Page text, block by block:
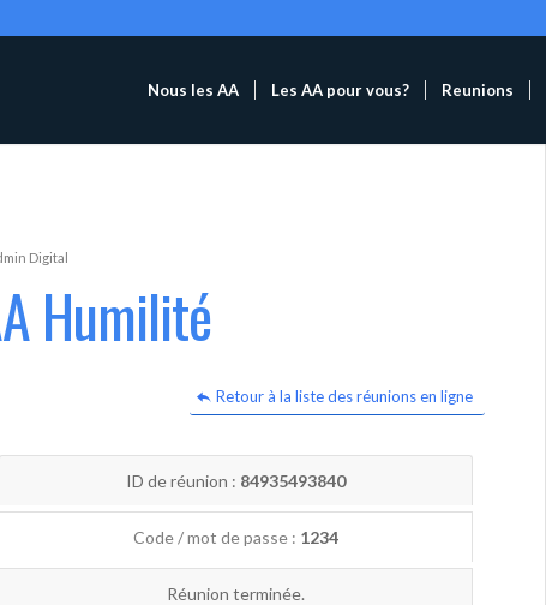
Nous les AA Les AA pour vous? Reunions
Digital
Humilité
Retour à la liste des réunions en ligne
ID de réunion : 84935493840
Code / mot de passe : 1234
Réunion terminée.